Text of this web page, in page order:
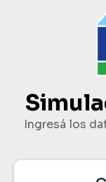
Ingresá los